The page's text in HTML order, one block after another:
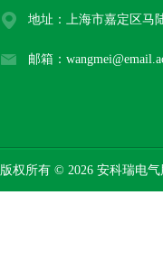
地址：上海市嘉定区马
邮箱：
版权所有 © 2026 安科瑞电